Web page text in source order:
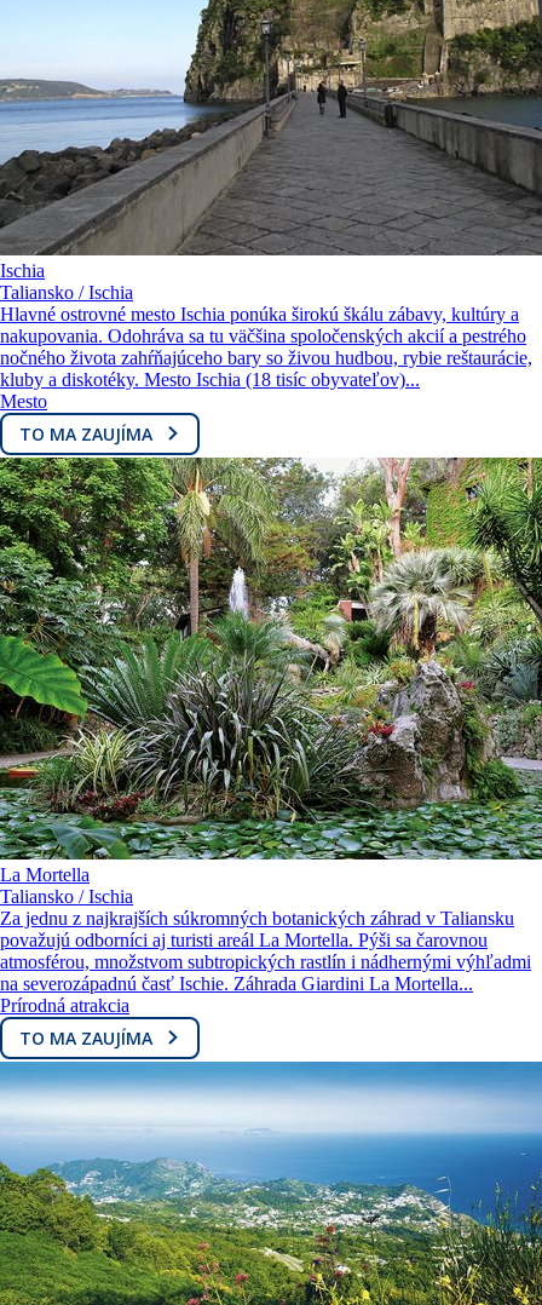
Ischia
Taliansko / Ischia
Hlavné ostrovné mesto Ischia ponúka širokú škálu zábavy, kultúry a
nakupovania. Odohráva sa tu väčšina spoločenských akcií a pestrého
nočného života zahŕňajúceho bary so živou hudbou, rybie reštaurácie,
kluby a diskotéky. Mesto Ischia (18 tisíc obyvateľov)...
Mesto
TO MA ZAUJÍMA
La Mortella
Taliansko / Ischia
Za jednu z najkrajších súkromných botanických záhrad v Taliansku
považujú odborníci aj turisti areál La Mortella. Pýši sa čarovnou
atmosférou, množstvom subtropických rastlín i nádhernými výhľadmi
na severozápadnú časť Ischie. Záhrada Giardini La Mortella...
Prírodná atrakcia
TO MA ZAUJÍMA